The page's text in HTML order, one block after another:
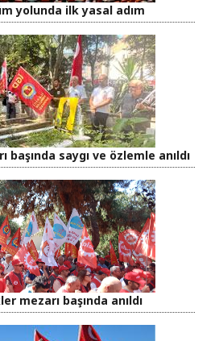
yolunda ilk yasal adım
başında saygı ve özlemle anıldı
mezarı başında anıldı